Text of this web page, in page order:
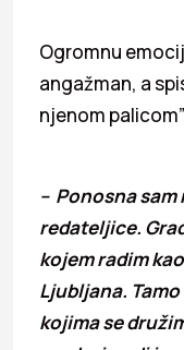
Ogromnu
angažman, a
njenom
– Ponosna
redateljice.
kojem radim
Ljubljana.
kojima se